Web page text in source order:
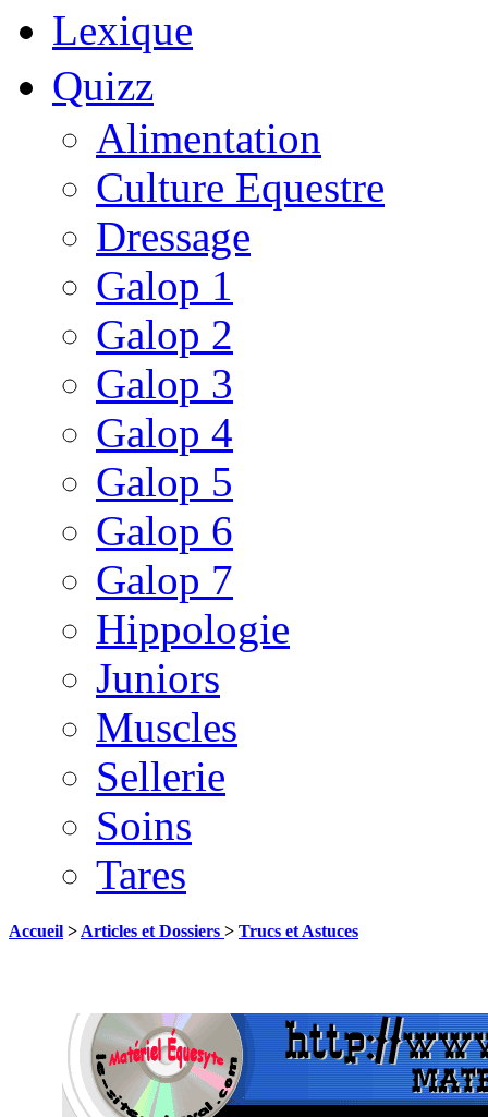
Lexique
Quizz
Alimentation
Culture Equestre
Dressage
Galop 1
Galop 2
Galop 3
Galop 4
Galop 5
Galop 6
Galop 7
Hippologie
Juniors
Muscles
Sellerie
Soins
Tares
Accueil > Articles et Dossiers > Trucs et Astuces